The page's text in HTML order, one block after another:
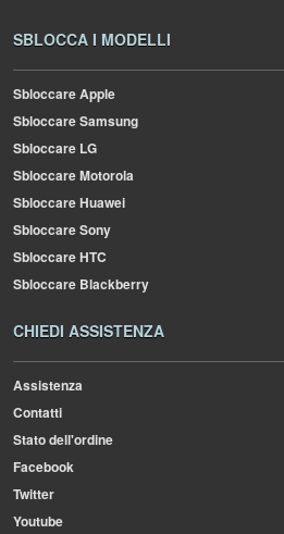
SBLOCCA I MODELLI
Sbloccare Apple
Sbloccare Samsung
Sbloccare LG
Sbloccare Motorola
Sbloccare Huawei
Sbloccare Sony
Sbloccare HTC
Sbloccare Blackberry
CHIEDI ASSISTENZA
Assistenza
Contatti
Stato dell'ordine
Facebook
Twitter
Youtube